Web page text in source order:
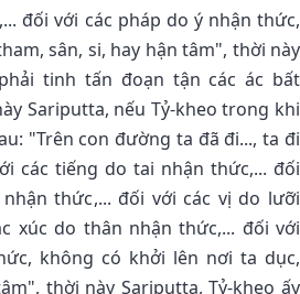
đối với các pháp do ý nhận thức,
sân, si, hay hận tâm", thời này
tinh tấn đoạn tận các ác bất
Sariputta, nếu Tỷ-kheo trong khi
"Trên con đường ta đã đi..., ta đi
các tiếng do tai nhận thức,... đối
thức,... đối với các vị do lưỡi
xúc do thân nhận thức,... đối với
không có khởi lên nơi ta dục,
thời này Sariputta, Tỷ-kheo ấy